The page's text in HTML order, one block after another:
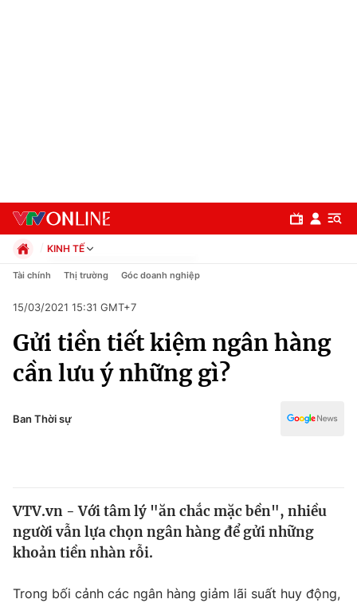
Chuyên mục
Chính trị
Thế giới
Kinh tế
KINH TẾ
Chính trị
Pháp luật
Kinh tế
Thể thao
Truyền hình
Y tế
Tài chính Thị trường Góc doanh nghiệp
15/03/2021 15:31 GMT+7
Gửi tiền tiết kiệm ngân hàng
cần lưu ý những gì?
Ban Thời sự
VTV.vn - Với tâm lý "ăn chắc mặc bền", nhiều
người vẫn lựa chọn ngân hàng để gửi những
khoản tiền nhàn rỗi.
Trong bối cảnh các ngân hàng giảm lãi suất huy động,